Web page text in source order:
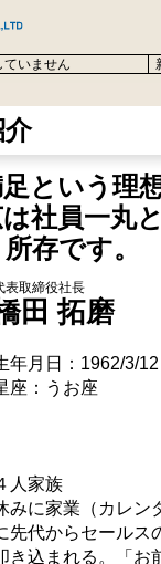
ていません
という理
社員一丸
存です。
表取締役社長
田 拓磨
年月日：1962/3/12
座：うお座
人家族
みに家業（カレン
先代からセールス
き込まれる。「お